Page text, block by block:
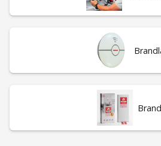
rekommenderar vi även att kika
VärmeåtervinningochVentilationsfilter
med skorstenstillbehör, besök
🧯 Ett litet brandskydd kan göra en